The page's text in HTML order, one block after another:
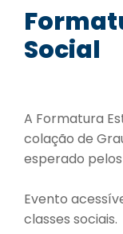
Social
A Formatura
colação de
esperado
Evento
classes sociais.